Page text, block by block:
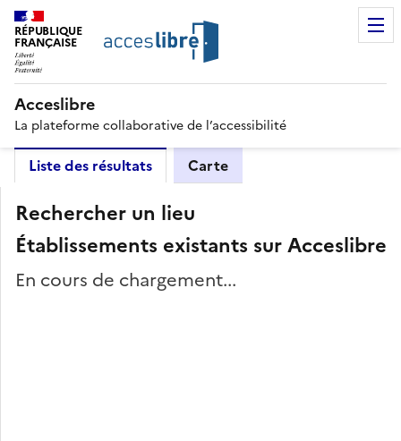
RÉPUBLIQUE
FRANÇAISE
Acceslibre
La plateforme collaborative de l’accessibilité
Liste des résultats Carte
Rechercher un lieu
Établissements existants sur Acceslibre
En cours de chargement...